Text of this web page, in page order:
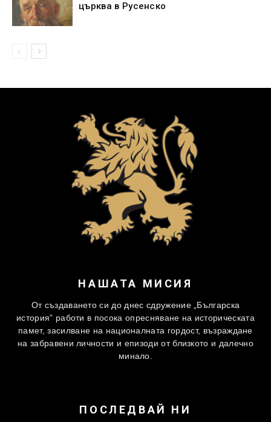
църква в Русенско
НАШАТА МИСИЯ
От създаването си до днес сдружение „Българска
история” работи в посока опресняване на историческата
памет, засилване на националната гордост, възраждане
на забравени личности и епизоди от близкото и далечно
минало.
ПОСЛЕДВАЙ НИ